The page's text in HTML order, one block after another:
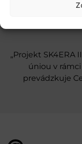
„Projekt SK4ERA
úniou v
prevádzkuje